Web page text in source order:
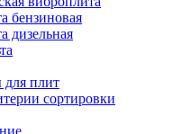
бензиновая
дизельная
плит
сортировки